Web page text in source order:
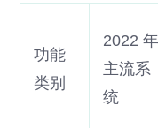
功能
类别
2022 年
主流系
统